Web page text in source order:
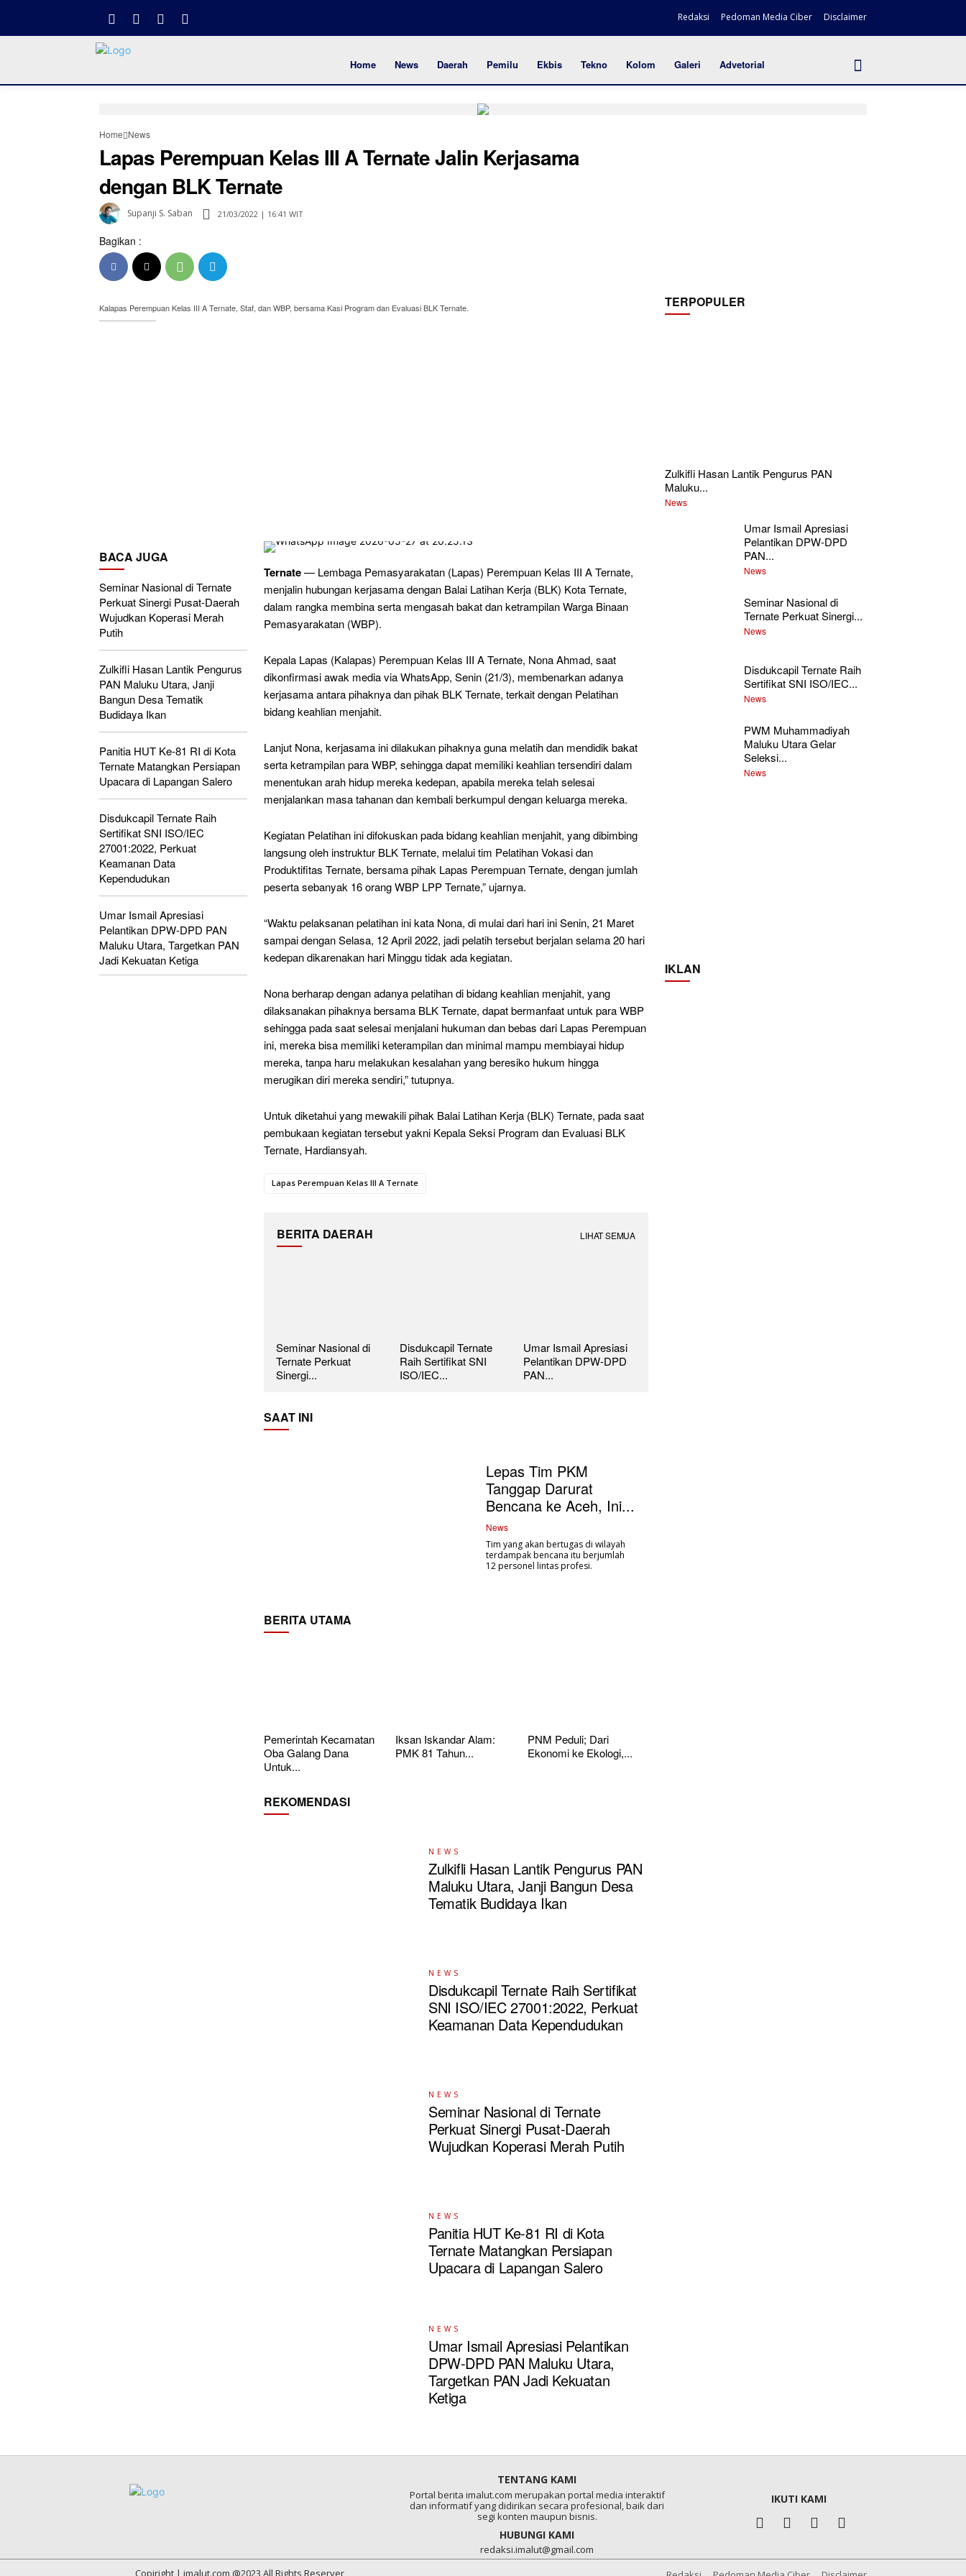
Redaksi Pedoman Media Ciber Disclaimer
Home News Daerah Pemilu Ekbis Tekno Kolom Galeri Advetorial
Home News
Lapas Perempuan Kelas III A Ternate Jalin Kerjasama
dengan BLK Ternate
Supanji S. Saban 21/03/2022 | 16:41 WIT
Bagikan :
Kalapas Perempuan Kelas III A Ternate, Staf, dan WBP, bersama Kasi Program dan Evaluasi BLK Ternate. TERPOPULER
Zulkifli Hasan Lantik Pengurus PAN
Maluku...
News
BACA JUGA
Seminar Nasional di Ternate
Perkuat Sinergi Pusat-Daerah
Wujudkan Koperasi Merah
Putih
Zulkifli Hasan Lantik Pengurus
PAN Maluku Utara, Janji
Bangun Desa Tematik
Budidaya Ikan
Panitia HUT Ke-81 RI di Kota
Ternate Matangkan Persiapan
Upacara di Lapangan Salero
Disdukcapil Ternate Raih
Sertifikat SNI ISO/IEC
27001:2022, Perkuat
Keamanan Data
Kependudukan
Umar Ismail Apresiasi
Pelantikan DPW-DPD PAN
Maluku Utara, Targetkan PAN
Jadi Kekuatan Ketiga
Ternate— Lembaga Pemasyarakatan (Lapas) Perempuan Kelas III A Ternate,
menjalin hubungan kerjasama dengan Balai Latihan Kerja (BLK) Kota Ternate,
dalam rangka membina serta mengasah bakat dan ketrampilan Warga Binaan
Pemasyarakatan (WBP).
Kepala Lapas (Kalapas) Perempuan Kelas III A Ternate, Nona Ahmad, saat
dikonfirmasi awak media via WhatsApp, Senin (21/3), membenarkan adanya
kerjasama antara pihaknya dan pihak BLK Ternate, terkait dengan Pelatihan
bidang keahlian menjahit.
Lanjut Nona, kerjasama ini dilakukan pihaknya guna melatih dan mendidik bakat
serta ketrampilan para WBP, sehingga dapat memiliki keahlian tersendiri dalam
menentukan arah hidup mereka kedepan, apabila mereka telah selesai
menjalankan masa tahanan dan kembali berkumpul dengan keluarga mereka.
Kegiatan Pelatihan ini difokuskan pada bidang keahlian menjahit, yang dibimbing
langsung oleh instruktur BLK Ternate, melalui tim Pelatihan Vokasi dan
Produktifitas Ternate, bersama pihak Lapas Perempuan Ternate, dengan jumlah
peserta sebanyak 16 orang WBP LPP Ternate,” ujarnya.
“Waktu pelaksanan pelatihan ini kata Nona, di mulai dari hari ini Senin, 21 Maret
sampai dengan Selasa, 12 April 2022, jadi pelatih tersebut berjalan selama 20 hari
kedepan dikarenakan hari Minggu tidak ada kegiatan.
Nona berharap dengan adanya pelatihan di bidang keahlian menjahit, yang
dilaksanakan pihaknya bersama BLK Ternate, dapat bermanfaat untuk para WBP
sehingga pada saat selesai menjalani hukuman dan bebas dari Lapas Perempuan
ini, mereka bisa memiliki keterampilan dan minimal mampu membiayai hidup
mereka, tanpa haru melakukan kesalahan yang beresiko hukum hingga
merugikan diri mereka sendiri,” tutupnya.
Untuk diketahui yang mewakili pihak Balai Latihan Kerja (BLK) Ternate, pada saat
pembukaan kegiatan tersebut yakni Kepala Seksi Program dan Evaluasi BLK
Ternate, Hardiansyah.
Lapas Perempuan Kelas III A Ternate
BERITA DAERAH LIHAT SEMUA
Seminar Nasional di
Ternate Perkuat
Sinergi...
Disdukcapil Ternate
Raih Sertifikat SNI
ISO/IEC...
Umar Ismail Apresiasi
Pelantikan DPW-DPD
PAN...
SAAT INI
Lepas Tim PKM
Tanggap Darurat
Bencana ke Aceh, Ini...
News
Tim yang akan bertugas di wilayah
terdampak bencana itu berjumlah
12 personel lintas profesi.
BERITA UTAMA
Pemerintah Kecamatan
Oba Galang Dana
Untuk...
Iksan Iskandar Alam:
PMK 81 Tahun...
PNM Peduli; Dari
Ekonomi ke Ekologi,...
REKOMENDASI
NEWS
Zulkifli Hasan Lantik Pengurus PAN
Maluku Utara, Janji Bangun Desa
Tematik Budidaya Ikan
NEWS
Disdukcapil Ternate Raih Sertifikat
SNI ISO/IEC 27001:2022, Perkuat
Keamanan Data Kependudukan
NEWS
Seminar Nasional di Ternate
Perkuat Sinergi Pusat-Daerah
Wujudkan Koperasi Merah Putih
NEWS
Panitia HUT Ke-81 RI di Kota
Ternate Matangkan Persiapan
Upacara di Lapangan Salero
NEWS
Umar Ismail Apresiasi Pelantikan
DPW-DPD PAN Maluku Utara,
Targetkan PAN Jadi Kekuatan
Ketiga
Umar Ismail Apresiasi
Pelantikan DPW-DPD
PAN...
News
Seminar Nasional di
Ternate Perkuat Sinergi...
News
Disdukcapil Ternate Raih
Sertifikat SNI ISO/IEC...
News
PWM Muhammadiyah
Maluku Utara Gelar
Seleksi...
News
IKLAN
TENTANG KAMI
Portal berita imalut.com merupakan portal media interaktif
dan informatif yang didirikan secara profesional, baik dari
segi konten maupun bisnis.
HUBUNGI KAMI
redaksi.imalut@gmail.com
IKUTI KAMI
Copiright | imalut.com @2023 All Rights Reserver